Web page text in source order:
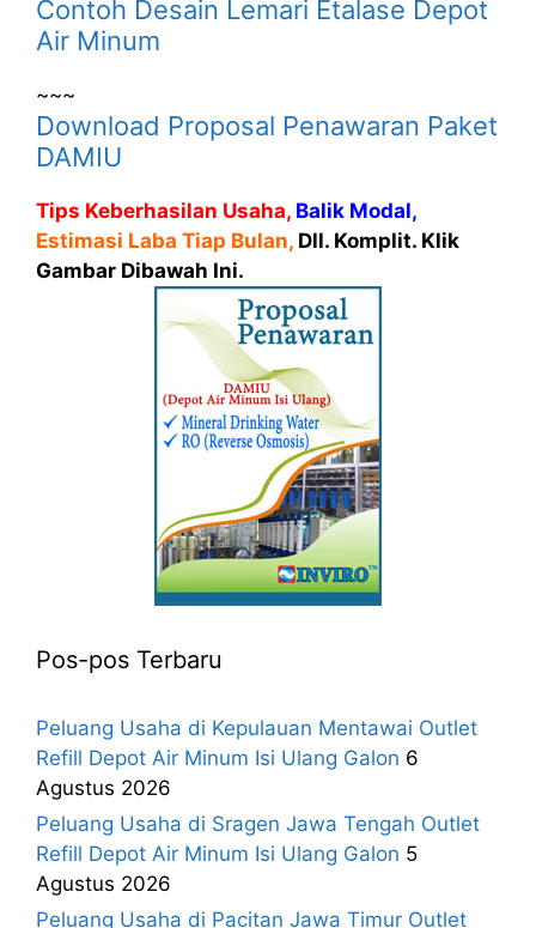
Contoh Desain Lemari Etalase Depot
Air Minum
~~~
Download Proposal Penawaran Paket
DAMIU
Tips Keberhasilan Usaha, Balik Modal,
Estimasi Laba Tiap Bulan, Dll. Komplit. Klik
Gambar Dibawah Ini.
Pos-pos Terbaru
Peluang Usaha di Kepulauan Mentawai Outlet
Refill Depot Air Minum Isi Ulang Galon 6
Agustus 2026
Peluang Usaha di Sragen Jawa Tengah Outlet
Refill Depot Air Minum Isi Ulang Galon 5
Agustus 2026
Peluang Usaha di Pacitan Jawa Timur Outlet